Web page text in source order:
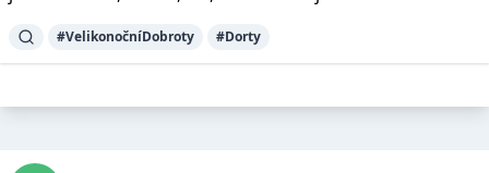
#VelikonočníDobroty #Dorty